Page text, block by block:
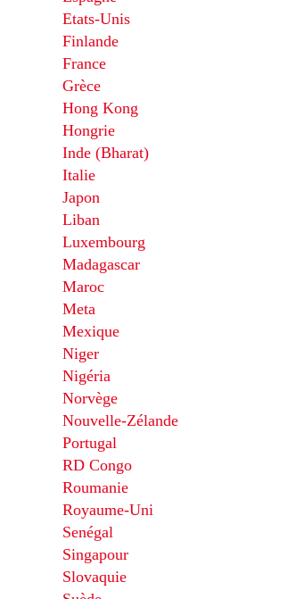
Etats-Unis
Finlande
France
Grèce
Hong Kong
Hongrie
Inde (Bharat)
Italie
Japon
Liban
Luxembourg
Madagascar
Maroc
Meta
Mexique
Niger
Nigéria
Norvège
Nouvelle-Zélande
Portugal
RD Congo
Roumanie
Royaume-Uni
Senégal
Singapour
Slovaquie